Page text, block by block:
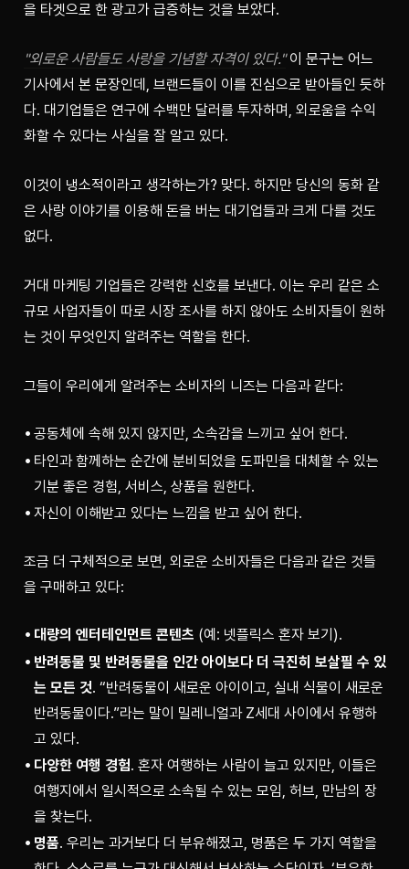
을 타겟으로 한 광고가 급증하는 것을 보았다.
"외로운 사람들도 사랑을 기념할 자격이 있다." 이 문구는 어느
기사에서 본 문장인데, 브랜드들이 이를 진심으로 받아들인 듯하
다. 대기업들은 연구에 수백만 달러를 투자하며, 외로움을 수익
화할 수 있다는 사실을 잘 알고 있다.
이것이 냉소적이라고 생각하는가? 맞다. 하지만 당신의 동화 같
은 사랑 이야기를 이용해 돈을 버는 대기업들과 크게 다를 것도
없다.
거대 마케팅 기업들은 강력한 신호를 보낸다. 이는 우리 같은 소
규모 사업자들이 따로 시장 조사를 하지 않아도 소비자들이 원하
는 것이 무엇인지 알려주는 역할을 한다.
그들이 우리에게 알려주는 소비자의 니즈는 다음과 같다:
공동체에 속해 있지 않지만, 소속감을 느끼고 싶어 한다.
타인과 함께하는 순간에 분비되었을 도파민을 대체할 수 있는
기분 좋은 경험, 서비스, 상품을 원한다.
자신이 이해받고 있다는 느낌을 받고 싶어 한다.
조금 더 구체적으로 보면, 외로운 소비자들은 다음과 같은 것들
을 구매하고 있다:
대량의 엔터테인먼트 콘텐츠 (예: 넷플릭스 혼자 보기).
반려동물 및 반려동물을 인간 아이보다 더 극진히 보살필 수 있
는 모든 것. “반려동물이 새로운 아이이고, 실내 식물이 새로운
반려동물이다.”라는 말이 밀레니얼과 Z세대 사이에서 유행하
고 있다.
다양한 여행 경험. 혼자 여행하는 사람이 늘고 있지만, 이들은
여행지에서 일시적으로 소속될 수 있는 모임, 허브, 만남의 장
을 찾는다.
명품. 우리는 과거보다 더 부유해졌고, 명품은 두 가지 역할을